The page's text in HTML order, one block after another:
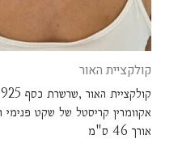
קולקציית האור
אקוומרין קריסטל של שקט פנימי
אורך 46 ס"מ